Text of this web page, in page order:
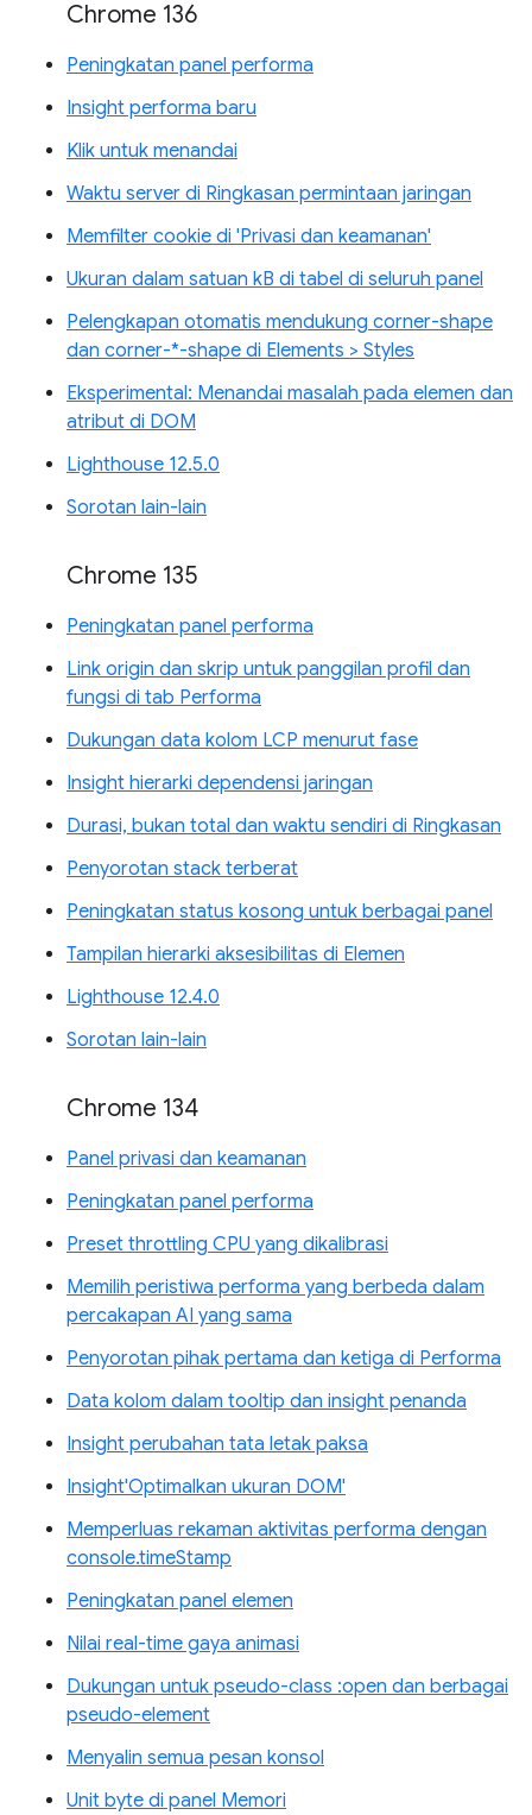
Chrome 136
Peningkatan panel performa
Insight performa baru
Klik untuk menandai
Waktu server di Ringkasan permintaan jaringan
Memfilter cookie di 'Privasi dan keamanan'
Ukuran dalam satuan kB di tabel di seluruh panel
Pelengkapan otomatis mendukung corner-shape
dan corner-*-shape di Elements > Styles
Eksperimental: Menandai masalah pada elemen dan
atribut di DOM
Lighthouse 12.5.0
Sorotan lain-lain
Chrome 135
Peningkatan panel performa
Link origin dan skrip untuk panggilan profil dan
fungsi di tab Performa
Dukungan data kolom LCP menurut fase
Insight hierarki dependensi jaringan
Durasi, bukan total dan waktu sendiri di Ringkasan
Penyorotan stack terberat
Peningkatan status kosong untuk berbagai panel
Tampilan hierarki aksesibilitas di Elemen
Lighthouse 12.4.0
Sorotan lain-lain
Chrome 134
Panel privasi dan keamanan
Peningkatan panel performa
Preset throttling CPU yang dikalibrasi
Memilih peristiwa performa yang berbeda dalam
percakapan AI yang sama
Penyorotan pihak pertama dan ketiga di Performa
Data kolom dalam tooltip dan insight penanda
Insight perubahan tata letak paksa
Insight'Optimalkan ukuran DOM'
Memperluas rekaman aktivitas performa dengan
console.timeStamp
Peningkatan panel elemen
Nilai real-time gaya animasi
Dukungan untuk pseudo-class :open dan berbagai
pseudo-element
Menyalin semua pesan konsol
Unit byte di panel Memori